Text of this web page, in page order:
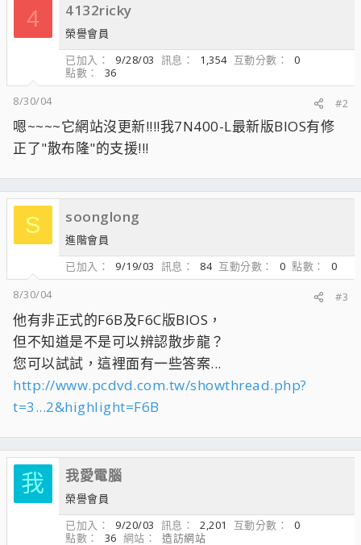
4 4132ricky
榮譽會員
已加入
9/28/03 訊息 1,354 互動分數
0
點數
36
8/30/04
#2
嗯~~~~它網站沒更新!!!!我7N400-L最新版BIOS有修
正了"散布隆"的支援!!!
S soonglong
進階會員
已加入
9/19/03 訊息 84 互動分數 0 點數
0
8/30/04
#3
他有非正式的F6B及F6C版BIOS，
但不知道是不是可以辨認散步龍？
您可以試試，這裡面有一些答案...
http://www.pcdvd.com.tw/showthread.php?
t=3...2&highlight=F6B
我 我愛電腦
榮譽會員
已加入
9/20/03 訊息 2,201 互動分數
0
點數
36 網站
造訪網站